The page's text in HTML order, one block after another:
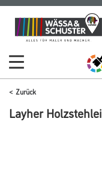
Zum
Inhalt
Zum
Navigationsmenü
Zurück
Layher